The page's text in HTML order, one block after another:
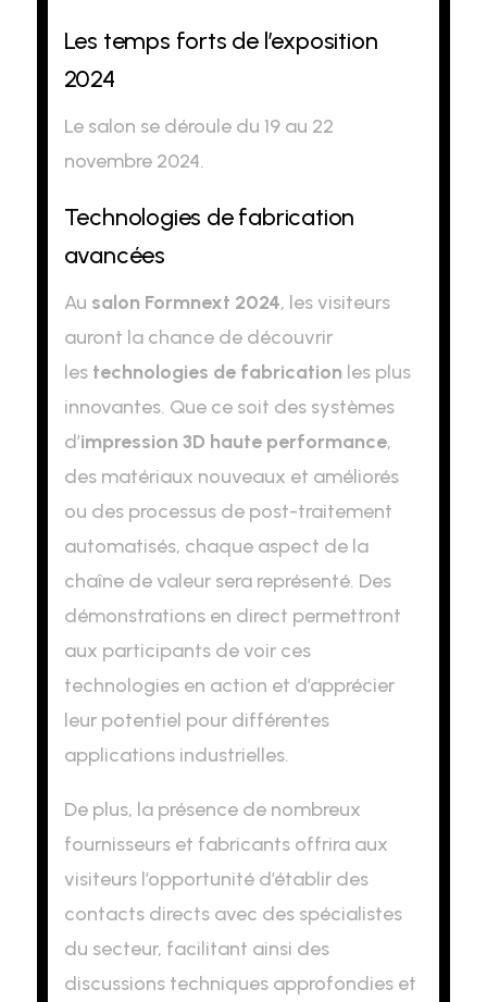
Les temps forts de l’exposition
2024
Le salon se déroule du 19 au 22
novembre 2024.
Technologies de fabrication
avancées
Au salon Formnext 2024, les visiteurs
auront la chance de découvrir
les technologies de fabrication les plus
innovantes. Que ce soit des systèmes
d’impression 3D haute performance,
des matériaux nouveaux et améliorés
ou des processus de post-traitement
automatisés, chaque aspect de la
chaîne de valeur sera représenté. Des
démonstrations en direct permettront
aux participants de voir ces
technologies en action et d’apprécier
leur potentiel pour différentes
applications industrielles.
De plus, la présence de nombreux
fournisseurs et fabricants offrira aux
visiteurs l’opportunité d’établir des
contacts directs avec des spécialistes
du secteur, facilitant ainsi des
discussions techniques approfondies et